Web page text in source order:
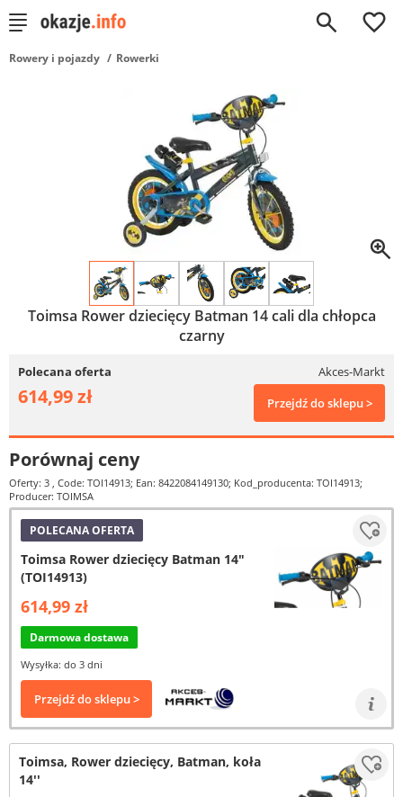
0
Rowery i pojazdy Rowerki
Toimsa Rower dziecięcy Batman 14 cali dla chłopca
czarny
Polecana oferta Akces-Markt
614,99 zł Przejdź do sklepu >
Porównaj ceny
Oferty: 3 , Code: TOI14913; Ean: 8422084149130; Kod_producenta: TOI14913;
Producer: TOIMSA
POLECANA OFERTA
Toimsa Rower dziecięcy Batman 14"
(TOI14913)
614,99 zł
Darmowa dostawa
Wysyłka: do 3 dni
Przejdź do sklepu >
Toimsa, Rower dziecięcy, Batman, koła
14''